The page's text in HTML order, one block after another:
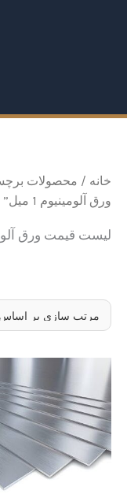
خانه / محصولات
ورق آلومینیوم 1 میل”
لیست قیمت ورق